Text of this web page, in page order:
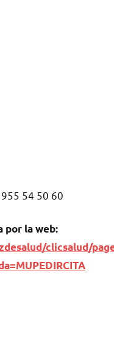
955 54 50 60
la web:
clicsalud/